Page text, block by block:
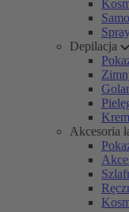
Depilacja
Akcesoria